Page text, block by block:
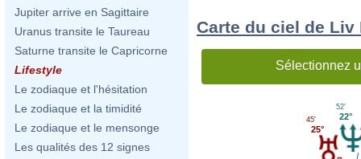
Jupiter arrive en Sagittaire
Uranus transite le Taureau
Saturne transite le Capricorne
Lifestyle
Le zodiaque et l'hésitation
Le zodiaque et la timidité
Le zodiaque et le mensonge
Les qualités des 12 signes
Carte du ciel de Liv
Sélectionnez
22°
52'
25°
45'